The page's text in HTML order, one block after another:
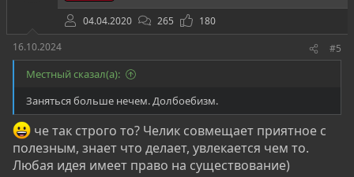
04.04.2020 265
180
16.10.2024
#5
Местный сказал(а):
Заняться больше нечем. Долбоебизм.
че так строго то? Челик совмещает приятное с
полезным, знает что делает, увлекается чем то.
Любая идея имеет право на существование)